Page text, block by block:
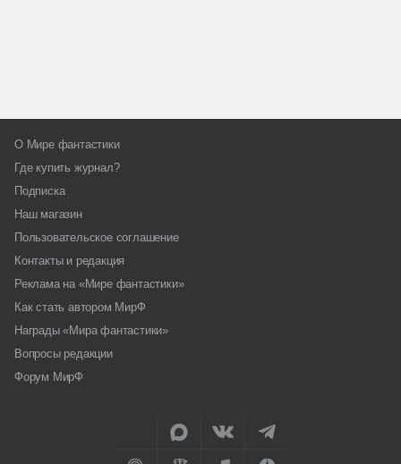
О Мире фантастики
Где купить журнал?
Подписка
Наш магазин
Пользовательское соглашение
Контакты и редакция
Реклама на «Мире фантастики»
Как стать автором МирФ
Награды «Мира фантастики»
Вопросы редакции
Форум МирФ